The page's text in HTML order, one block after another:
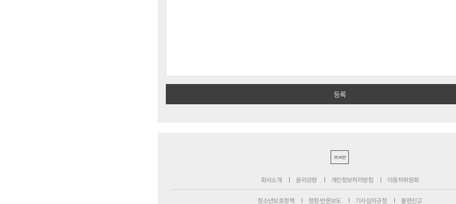
PC버전
회사소개 윤리강령 개인정보처리방침 이용자위원회
청소년보호정책 정정·반론보도 기사심의규정 불편신고